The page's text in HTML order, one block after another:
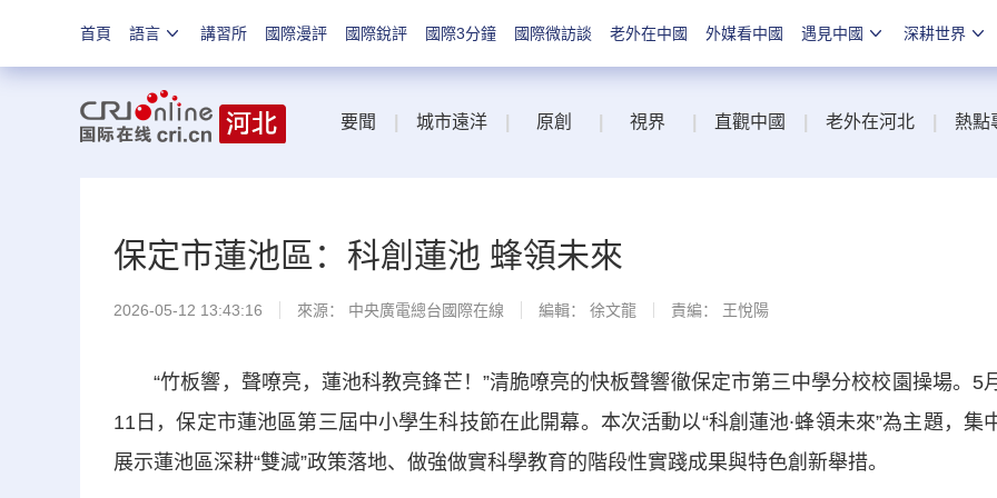
首頁 語言 講習所 國際漫評 國際銳評 國際3分鐘 國際微訪談 老外在中國 外媒看中國 遇見中國 深耕世界
要聞 城市遠洋 原創 視界 直觀中國 老外在河北 熱點
保定市蓮池區：科創蓮池 蜂領未來
2026-05-12 13:43:16 來源： 中央廣電總台國際在線 編輯： 徐文龍 責編： 王悅陽
“竹板響，聲嘹亮，蓮池科教亮鋒芒！”清脆嘹亮的快板聲響徹保定市第三中學分校校園操場。5
11日，保定市蓮池區第三屆中小學生科技節在此開幕。本次活動以“科創蓮池∙蜂領未來”為主題，集
展示蓮池區深耕“雙減”政策落地、做強做實科學教育的階段性實踐成果與特色創新舉措。